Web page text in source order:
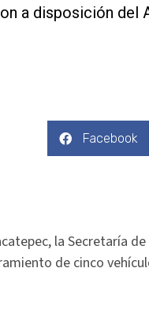
a disposición
Facebook
la Secretaría
de cinco